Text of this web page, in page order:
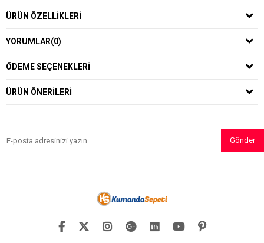
ÜRÜN ÖZELLIKLERI
YORUMLAR(0)
ÖDEME SEÇENEKLERI
ÜRÜN ÖNERILERI
Gönder